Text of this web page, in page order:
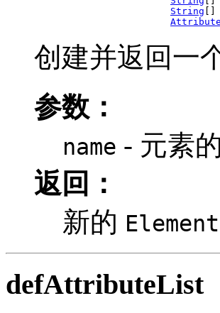
String []
创建并返回一
参数：
name - 元素
返回：
新的 Element
defAttributeList